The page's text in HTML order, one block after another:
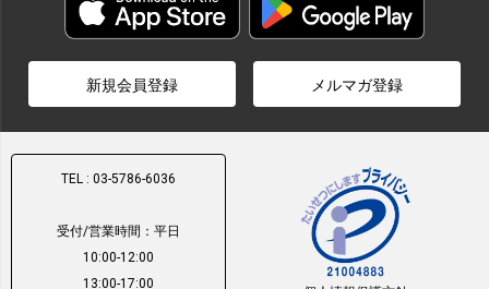
新規会員登録 メルマガ登録
TEL : 03-5786-6036
受付/営業時間：平日
10:00-12:00
13:00-17:00